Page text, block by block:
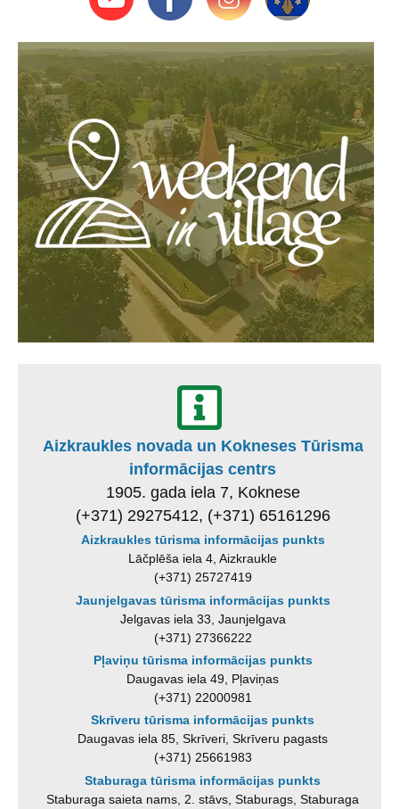
Aizkraukles novada un Kokneses Tūrisma
informācijas centrs
1905. gada iela 7, Koknese
(+371) 29275412, (+371) 65161296
Aizkraukles tūrisma informācijas punkts
Lāčplēša iela 4, Aizkraukle
(+371) 25727419
Jaunjelgavas tūrisma informācijas punkts
Jelgavas iela 33, Jaunjelgava
(+371) 27366222
Pļaviņu tūrisma informācijas punkts
Daugavas iela 49, Pļaviņas
(+371) 22000981
Skrīveru tūrisma informācijas punkts
Daugavas iela 85, Skrīveri, Skrīveru pagasts
(+371) 25661983
Staburaga tūrisma informācijas punkts
Staburaga saieta nams, 2. stāvs, Staburags, Staburaga